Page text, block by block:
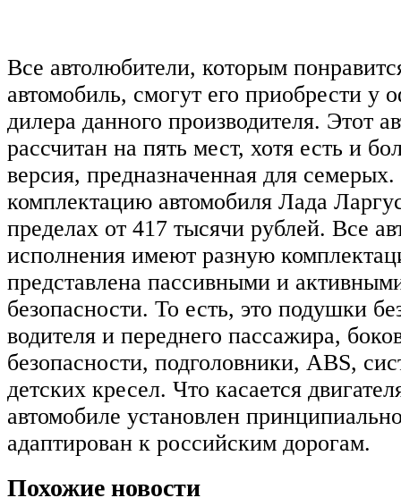
Все автолюбители, которым
автомобиль, смогут его приобрести у
дилера данного производителя. Этот
рассчитан на пять мест, хотя есть и
версия, предназначенная для
комплектацию автомобиля Лада
пределах от 417 тысячи рублей. Все
исполнения имеют разную
представлена пассивными и
безопасности. То есть, это подушки
водителя и переднего пассажира,
безопасности, подголовники, ABS,
детских кресел. Что касается
автомобиле установлен
адаптирован к российским дорогам.
Похожие новости